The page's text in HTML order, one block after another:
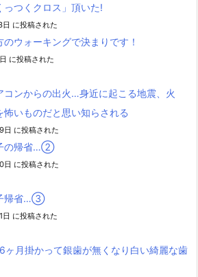
っつくクロス」頂いた!
に投稿された
のウォーキングで決まりです！
に投稿された
コンからの出火…身近に起こる地震、火
怖いものだと思い知らされる
に投稿された
の帰省…②
に投稿された
帰省…③
に投稿された
ヶ月掛かって銀歯が無くなり白い綺麗な歯